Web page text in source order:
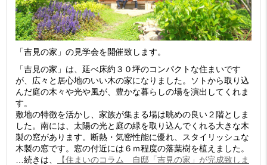
「吉見の家」の見学会を開催致します。
「吉見の家」は、延べ床約３０坪のコンパクトな住まいです
が、広々と居心地のいい木の家になりました。ソトから取り込
んだ庭の木々や光や風が、豊かな暮らしの場を演出してくれま
す。
敷地の特徴を活かし、家族が集まる場は眺めの良い２階としま
した。南には、太陽の光と庭の緑を取り込んでくれる大きな木
製の窓があります。断熱・気密性能に優れ、スタイリッシュな
木製の窓です。窓の付近には６ｍ程度の落葉樹を植えました。
…続きは、
【住まいのコラム 自邸「吉見の家」が完成致しま